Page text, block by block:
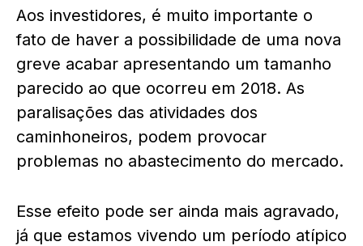
Aos investidores, é muito importante o
fato de haver a possibilidade de uma nova
greve acabar apresentando um tamanho
parecido ao que ocorreu em 2018. As
paralisações das atividades dos
caminhoneiros, podem provocar
problemas no abastecimento do mercado.
Esse efeito pode ser ainda mais agravado,
já que estamos vivendo um período atípico